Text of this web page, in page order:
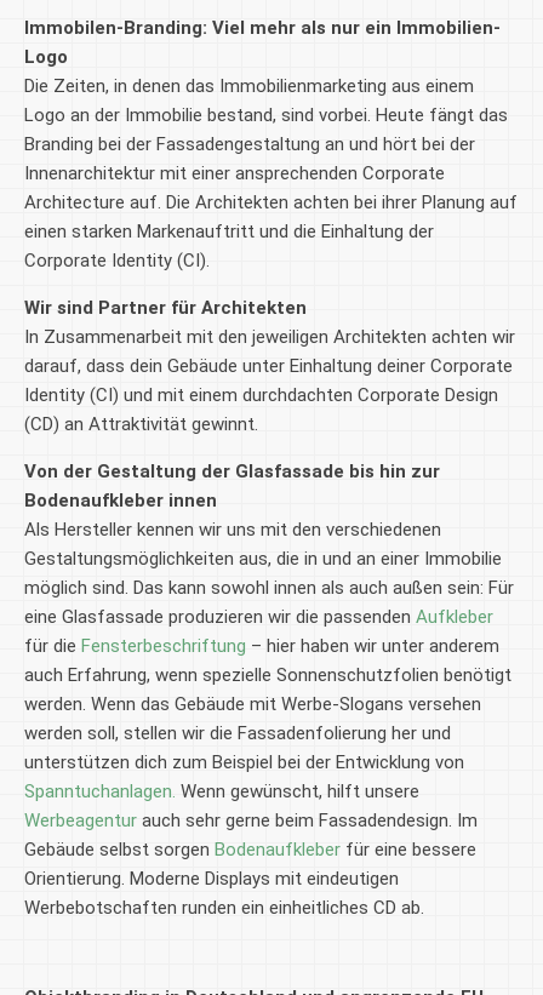
Immobilen-Branding: Viel mehr als nur ein Immobilien-
Logo
Die Zeiten, in denen das Immobilienmarketing aus einem
Logo an der Immobilie bestand, sind vorbei. Heute fängt das
Branding bei der Fassadengestaltung an und hört bei der
Innenarchitektur mit einer ansprechenden Corporate
Architecture auf. Die Architekten achten bei ihrer Planung auf
einen starken Markenauftritt und die Einhaltung der
Corporate Identity (CI).
Wir sind Partner für Architekten
In Zusammenarbeit mit den jeweiligen Architekten achten wir
darauf, dass dein Gebäude unter Einhaltung deiner Corporate
Identity (CI) und mit einem durchdachten Corporate Design
(CD) an Attraktivität gewinnt.
Von der Gestaltung der Glasfassade bis hin zur
Bodenaufkleber innen
Als Hersteller kennen wir uns mit den verschiedenen
Gestaltungsmöglichkeiten aus, die in und an einer Immobilie
möglich sind. Das kann sowohl innen als auch außen sein: Für
eine Glasfassade produzieren wir die passenden Aufkleber
für die Fensterbeschriftung – hier haben wir unter anderem
auch Erfahrung, wenn spezielle Sonnenschutzfolien benötigt
werden. Wenn das Gebäude mit Werbe-Slogans versehen
werden soll, stellen wir die Fassadenfolierung her und
unterstützen dich zum Beispiel bei der Entwicklung von
Spanntuchanlagen. Wenn gewünscht, hilft unsere
Werbeagentur auch sehr gerne beim Fassadendesign. Im
Gebäude selbst sorgen Bodenaufkleber für eine bessere
Orientierung. Moderne Displays mit eindeutigen
Werbebotschaften runden ein einheitliches CD ab.